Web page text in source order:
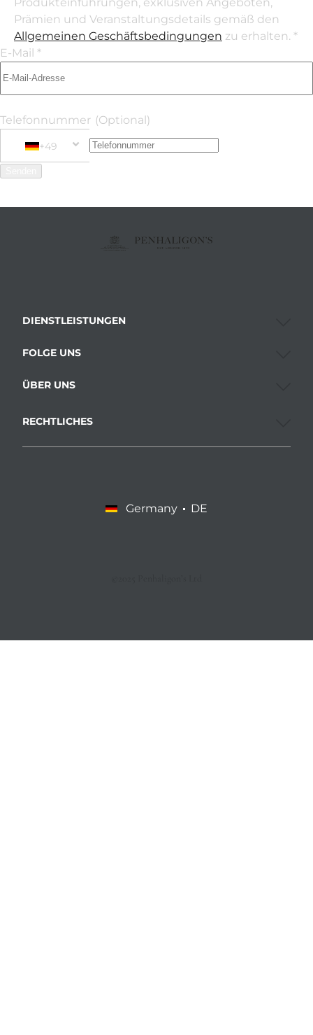
Prämien und Veranstaltungsdetails gemäß den
Allgemeinen Geschäftsbedingungen zu erhalten. *
E-Mail *
Telefonnummer (Optional)
+49
+49 Germany (Deutschland)
Phone Number
DIENSTLEISTUNGEN
FOLGE UNS
ÜBER UNS
RECHTLICHES
Germany DE